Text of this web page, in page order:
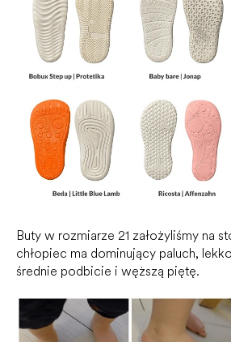
Buty w rozmiarze 21 założyliśmy na
chłopiec ma dominujący paluch,
średnie podbicie i węższą piętę.